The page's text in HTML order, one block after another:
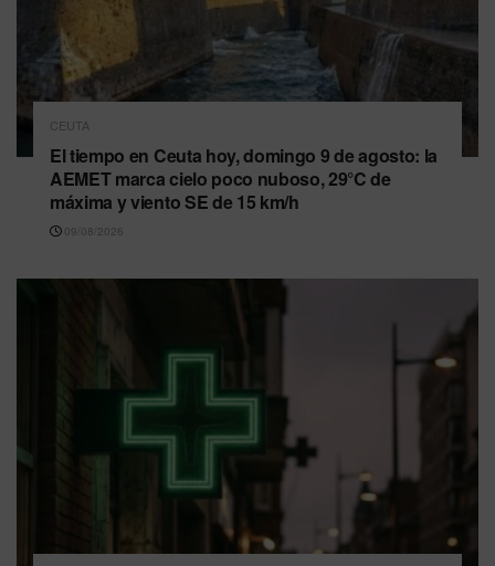
CEUTA
El tiempo en Ceuta hoy, domingo 9 de agosto: la
AEMET marca cielo poco nuboso, 29°C de
máxima y viento SE de 15 km/h
09/08/2026